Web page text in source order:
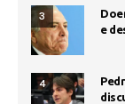
3
e
4